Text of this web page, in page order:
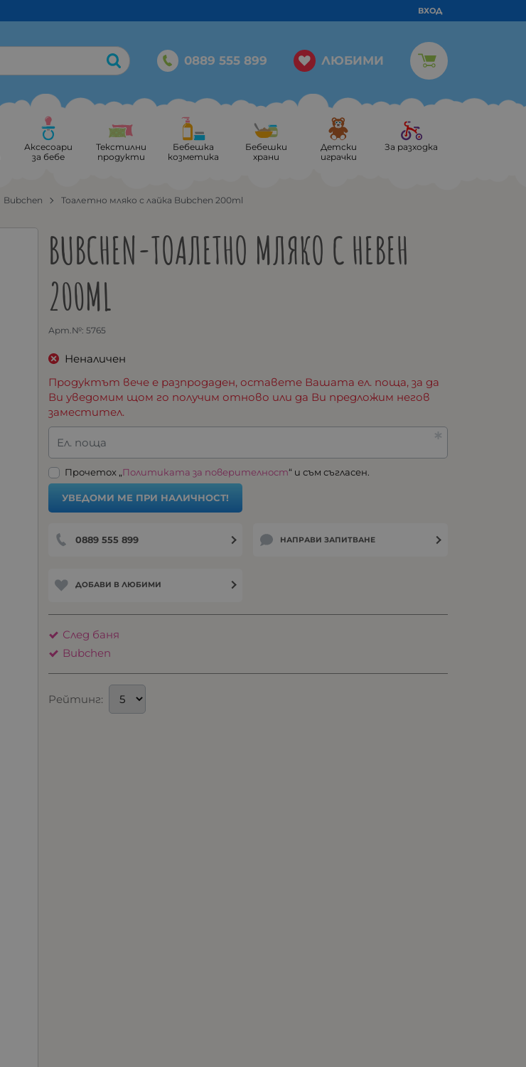
ВХОД
0889 555 899 ЛЮБИМИ
Аксесоари
за бебе
Текстилни
продукти
Бебешка
козметика
Бебешки
храни
Детски
играчки
За разходка
Bubchen Тоалетно мляко с лайка Bubchen 200ml
BUBCHEN-ТОАЛЕТНО МЛЯКО С НЕВЕН
200ML
Арт.№: 5765
Неналичен
Продуктът вече е разпродаден, оставете Вашата ел. поща, за да
Ви уведомим щом го получим отново или да Ви предложим негов
заместител.
Ел. поща
Прочетох „Политиката за поверителност“ и съм съгласен.
УВЕДОМИ МЕ ПРИ НАЛИЧНОСТ!
0889 555 899 НАПРАВИ ЗАПИТВАНЕ
ДОБАВИ В ЛЮБИМИ
След баня
Bubchen
Рейтинг: